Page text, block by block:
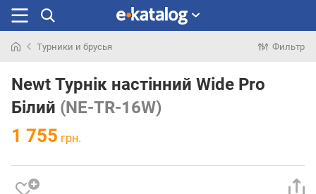
раньше
Турники и брусья Фильтр
Newt Турнік настінний Wide Pro
Білий (NE-TR-16W)
1 755 грн.